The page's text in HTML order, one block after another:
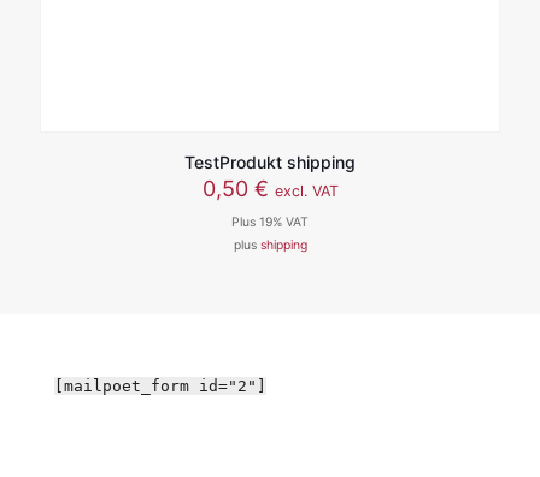
TestProdukt shipping
0,50 € excl. VAT
Plus 19% VAT
plus shipping
[mailpoet_form id="2"]